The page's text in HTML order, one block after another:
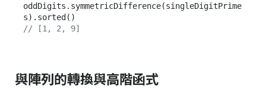
oddDigits.symmetricDifference(singleDigitPrime
// [1, 2, 9]
與陣列的轉換與高階函式